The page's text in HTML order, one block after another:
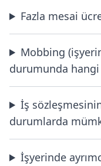
Fazla mesai
Mobbing
durumunda
İş
durumlarda
İşyerinde